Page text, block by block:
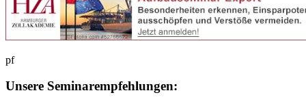
pf
Unsere Seminarempfehlungen: